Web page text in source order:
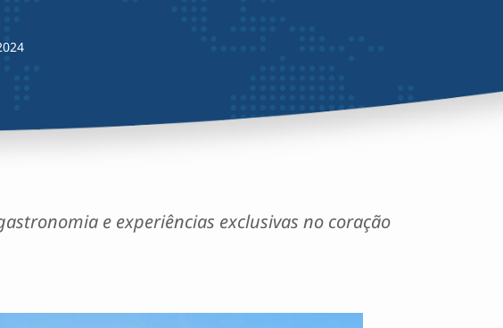
e experiências exclusivas no coração